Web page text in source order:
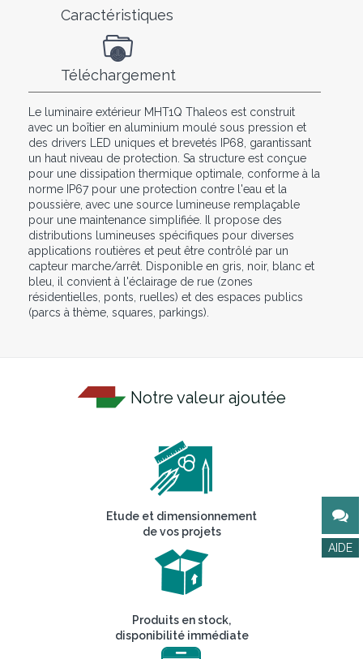
Caractéristiques
Téléchargement
Le luminaire extérieur MHT1Q Thaleos est construit
avec un boîtier en aluminium moulé sous pression et
des drivers LED uniques et brevetés IP68, garantissant
un haut niveau de protection. Sa structure est conçue
pour une dissipation thermique optimale, conforme à la
norme IP67 pour une protection contre l'eau et la
poussière, avec une source lumineuse remplaçable
pour une maintenance simplifiée. Il propose des
distributions lumineuses spécifiques pour diverses
applications routières et peut être contrôlé par un
capteur marche/arrêt. Disponible en gris, noir, blanc et
bleu, il convient à l'éclairage de rue (zones
résidentielles, ponts, ruelles) et des espaces publics
(parcs à thème, squares, parkings).
Notre valeur ajoutée
Etude et dimensionnement
de vos projets
Produits en stock,
disponibilité immédiate